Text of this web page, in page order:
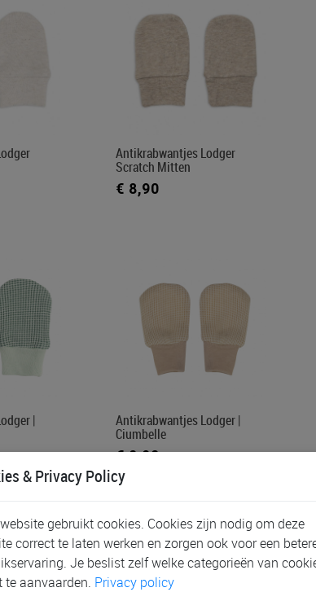
Antikrabwantjes Lodger
Scratch Mitten
€ 8,90
| Antikrabwantjes Lodger |
Ciumbelle
€ 8,90
& Privacy Policy
gebruikt cookies. Cookies zijn nodig om deze
correct te laten werken en zorgen ook voor een
Je beslist zelf welke categorieën van
te aanvaarden. Privacy policy